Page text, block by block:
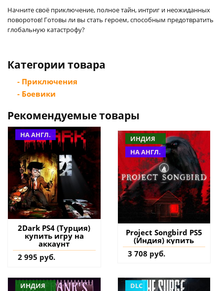
Начните своё приключение, полное тайн, интриг и неожиданных
поворотов! Готовы ли вы стать героем, способным предотвратить
глобальную катастрофу?
Категории товара
- Приключения
- Боевики
Рекомендуемые товары
НА АНГЛ.
2Dark PS4 (Турция)
купить игру на
аккаунт
2 995 руб.
ИНДИЯ
НА АНГЛ.
Project Songbird PS5
(Индия) купить
3 708 руб.
ИНДИЯ
DLC